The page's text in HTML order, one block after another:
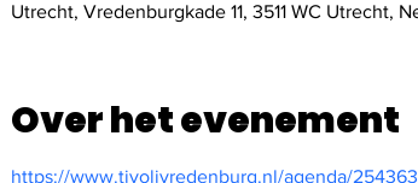
Utrecht, Vredenburgkade 11, 3511 WC Utrecht,
Over het evenement
https://www.tivolivredenburg.nl/agenda/